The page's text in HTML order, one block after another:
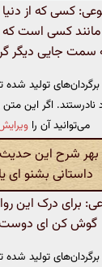
کسی که از
مانند کسی است
سمت جایی دیگر
برگردان‌های تولید
نادرستند. اگر این
می‌توانید آن را
بهر شرح این
داستانی بشنو ای
درک این
گوش کن ای
برگردان‌های تولید